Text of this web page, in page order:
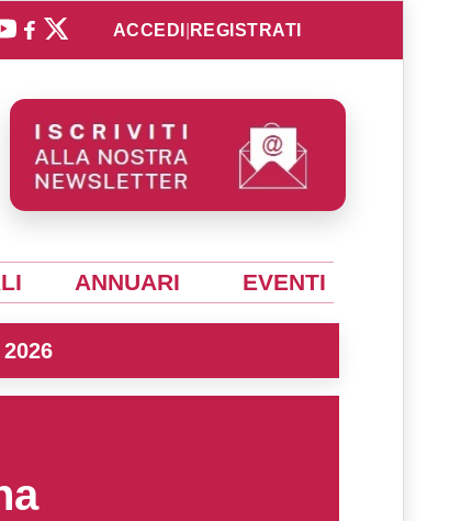
ACCEDI REGISTRATI
ANNUARI EVENTI